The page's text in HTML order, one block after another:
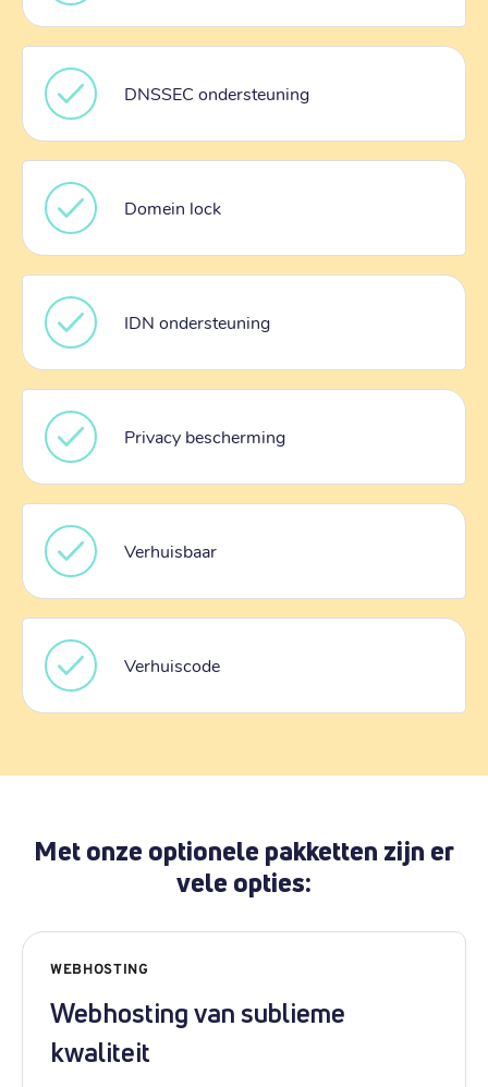
DNSSEC ondersteuning
Domein lock
IDN ondersteuning
Privacy bescherming
Verhuisbaar
Verhuiscode
Met onze optionele pakketten zijn er
vele opties:
WEBHOSTING
Webhosting van sublieme
kwaliteit